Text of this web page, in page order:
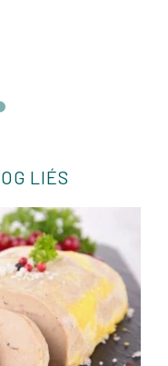
LIÉS